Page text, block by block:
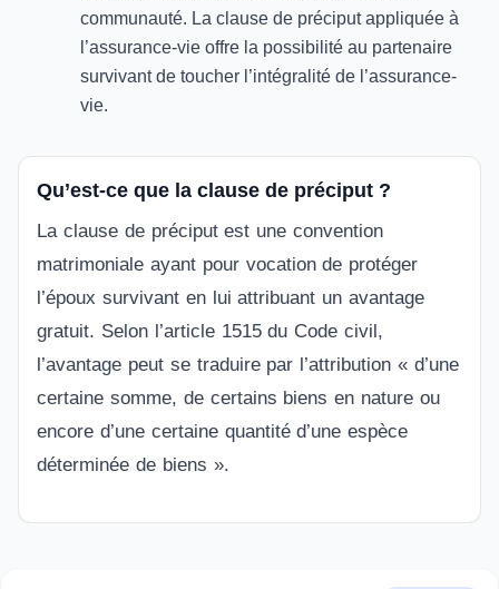
communauté. La clause de préciput appliquée à
l’assurance-vie offre la possibilité au partenaire
survivant de toucher l’intégralité de l’assurance-
vie.
Qu’est-ce que la clause de préciput ?
La clause de préciput est une convention
matrimoniale ayant pour vocation de protéger
l’époux survivant en lui attribuant un avantage
gratuit. Selon l’article 1515 du Code civil,
l’avantage peut se traduire par l’attribution « d’une
certaine somme, de certains biens en nature ou
encore d’une certaine quantité d’une espèce
déterminée de biens ».